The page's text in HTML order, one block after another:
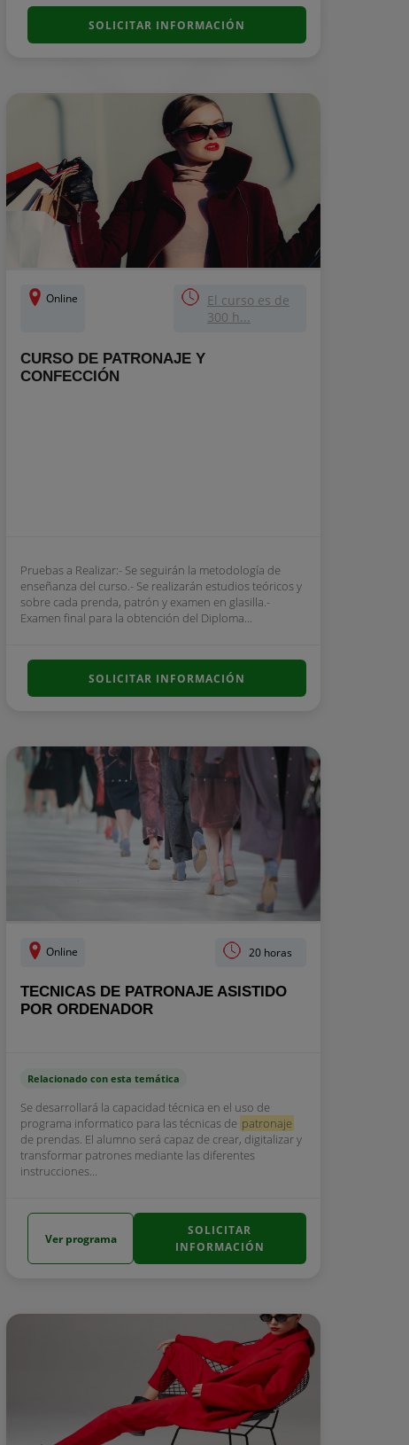
SOLICITAR INFORMACIÓN
Online
El curso es de
300 h...
CURSO DE PATRONAJE Y
CONFECCIÓN
Pruebas a Realizar:- Se seguirán la metodología de
enseñanza del curso.- Se realizarán estudios teóricos y
sobre cada prenda, patrón y examen en glasilla.-
Examen final para la obtención del Diploma...
SOLICITAR INFORMACIÓN
Online 20 horas
TECNICAS DE PATRONAJE ASISTIDO
POR ORDENADOR
Relacionado con esta temática
Se desarrollará la capacidad técnica en el uso de
programa informatico para las técnicas de patronaje
de prendas. El alumno será capaz de crear, digitalizar y
transformar patrones mediante las diferentes
instrucciones...
Ver programa
SOLICITAR
INFORMACIÓN